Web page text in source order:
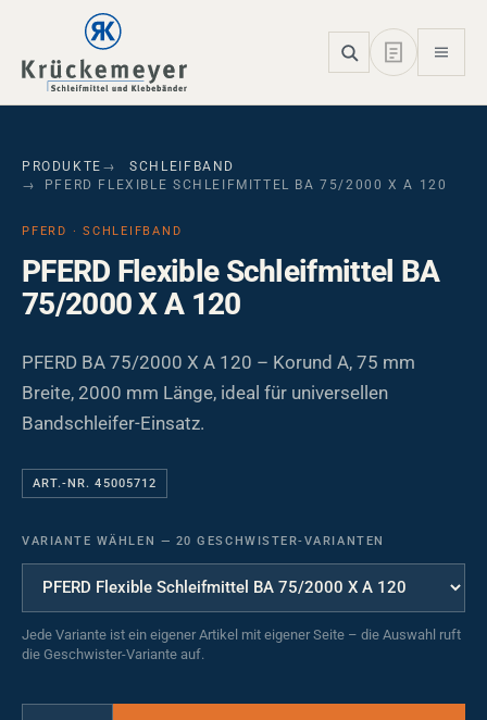
Skip to main navigation
Skip to main content
Skip to page footer
PRODUKTE
SCHLEIFBAND
PFERD FLEXIBLE SCHLEIFMITTEL BA 75/2000 X A 120
PFERD · SCHLEIFBAND
PFERD Flexible Schleifmittel BA
75/2000 X A 120
PFERD BA 75/2000 X A 120 – Korund A, 75 mm
Breite, 2000 mm Länge, ideal für universellen
Bandschleifer-Einsatz.
ART.-NR. 45005712
VARIANTE WÄHLEN — 20 GESCHWISTER-VARIANTEN
Jede Variante ist ein eigener Artikel mit eigener Seite – die Auswahl ruft
die Geschwister-Variante auf.